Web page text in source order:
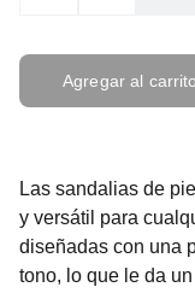
Agregar al carrito
Las sandalias de
y versátil para
diseñadas con una
tono, lo que le da